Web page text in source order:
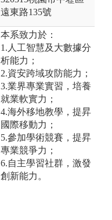
遠東路135號
本系致力於：
1.人工智慧及大數據分
析能力；
2.資安跨域攻防能力；
3.業界專業實習，培養
就業軟實力；
4.海外移地教學，提昇
國際移動力；
5.參加學術競賽，提昇
專業競爭力；
6.自主學習社群，激發
創新能力。